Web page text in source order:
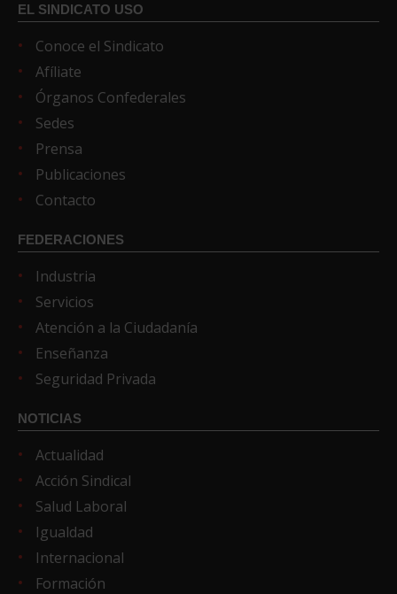
EL SINDICATO USO
Conoce el Sindicato
Afíliate
Órganos Confederales
Sedes
Prensa
Publicaciones
Contacto
FEDERACIONES
Industria
Servicios
Atención a la Ciudadanía
Enseñanza
Seguridad Privada
NOTICIAS
Actualidad
Acción Sindical
Salud Laboral
Igualdad
Internacional
Formación